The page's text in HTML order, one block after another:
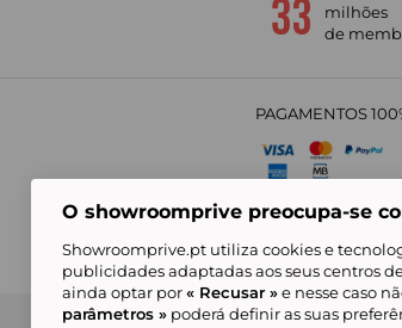
milhões
de
PAGAMENTOS
Condições Gerais de Venda
O showroomprive preocupa-se
Showroomprive.pt utiliza cookies e
publicidades adaptadas aos seus centros
ainda optar por« Recusar »e nesse caso
parâmetros » poderá definir as suas